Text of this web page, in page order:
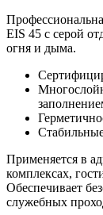
EIS 45 с серой
огня и дыма.
Применяется в
комплексах,
Обеспечивает
служебных